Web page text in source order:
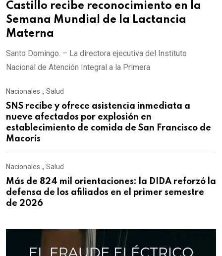
Castillo recibe reconocimiento en la
Semana Mundial de la Lactancia
Materna
Santo Domingo. – La directora ejecutiva del Instituto
Nacional de Atención Integral a la Primera
Nacionales , Salud
SNS recibe y ofrece asistencia inmediata a
nueve afectados por explosión en
establecimiento de comida de San Francisco de
Macorís
Nacionales , Salud
Más de 824 mil orientaciones: la DIDA reforzó la
defensa de los afiliados en el primer semestre
de 2026